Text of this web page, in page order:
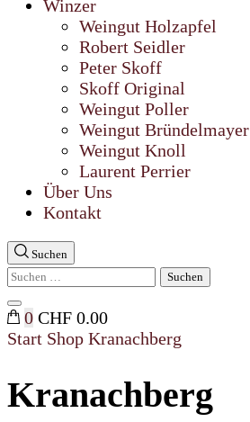
Winzer
Weingut Holzapfel
Robert Seidler
Peter Skoff
Skoff Original
Weingut Poller
Weingut Bründelmayer
Weingut Knoll
Laurent Perrier
Über Uns
Kontakt
Suchen
Suchen
Suche
schließen
0 CHF 0.00
Start Shop Kranachberg
Kranachberg